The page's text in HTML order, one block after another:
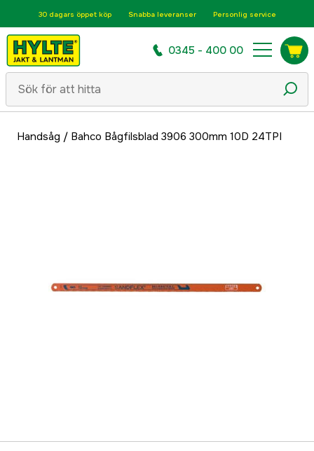
30 dagars öppet köp Snabba leveranser Personlig service
0345 - 400 00
Handsåg / Bahco Bågfilsblad 3906 300mm 10D 24TPI